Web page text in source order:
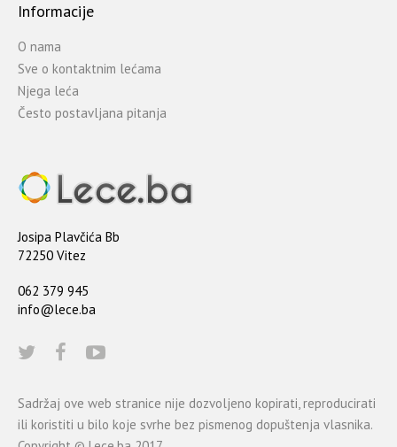
Informacije
O nama
Sve o kontaktnim lećama
Njega leća
Često postavljana pitanja
Josipa Plavčića Bb
72250 Vitez
062 379 945
info@lece.ba
Sadržaj ove web stranice nije dozvoljeno kopirati, reproducirati
ili koristiti u bilo koje svrhe bez pismenog dopuštenja vlasnika.